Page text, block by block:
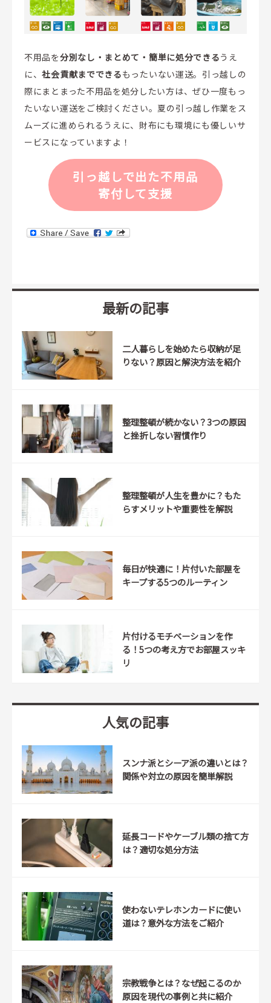
不用品を分別なし・まとめて・簡単に処分できるうえ
に、社会貢献までできるもったいない運送。引っ越しの
際にまとまった不用品を処分したい方は、ぜひ一度もっ
たいない運送をご検討ください。夏の引っ越し作業をス
ムーズに進められるうえに、財布にも環境にも優しいサ
ービスになっていますよ！
引っ越しで出た不用品
寄付して支援
最新の記事
二人暮らしを始めたら収納が足
りない？原因と解決方法を紹介
整理整頓が続かない？3つの原因
と挫折しない習慣作り
整理整頓が人生を豊かに？もた
らすメリットや重要性を解説
毎日が快適に！片付いた部屋を
キープする5つのルーティン
片付けるモチベーションを作
る！5つの考え方でお部屋スッキ
リ
人気の記事
スンナ派とシーア派の違いとは？
関係や対立の原因を簡単解説
延長コードやケーブル類の捨て方
は？適切な処分方法
使わないテレホンカードに使い
道は？意外な方法をご紹介
宗教戦争とは？なぜ起こるのか
原因を現代の事例と共に紹介